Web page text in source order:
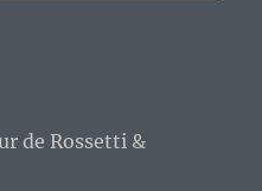
de Rossetti &